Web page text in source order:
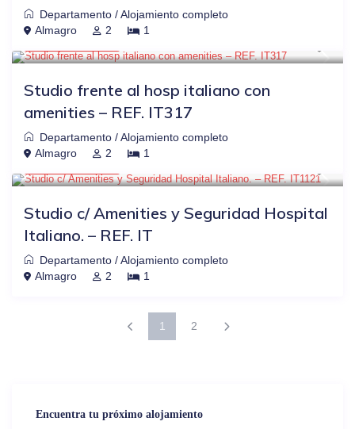
Departamento /Alojamiento completo
Almagro
2 1
OTRAS PLATAFORMAS$38 -20%
Studio frente al hosp italiano con
amenities – REF. IT317
Departamento /Alojamiento completo
Almagro
2 1
OTRAS PLATAFORMAS$38 -20%
Studio c/ Amenities y Seguridad Hospital
Italiano. – REF. IT
Departamento /Alojamiento completo
Almagro
2 1
1 2
Encuentra tu próximo alojamiento